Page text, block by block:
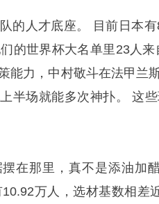
的人才底座。 目前日本
的世界杯大名单里23人
能力，中村敬斗在法甲兰
半场就能多次神扑。 这
在那里，真不是添油加
万人，选材基数相差